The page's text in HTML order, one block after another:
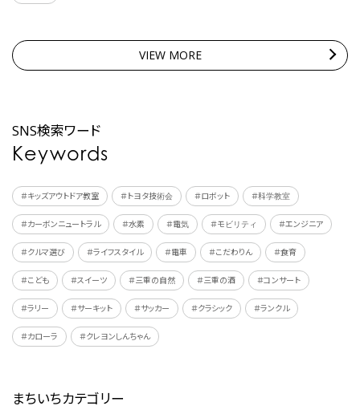
VIEW MORE
SNS検索ワード
Keywords
＃キッズアウトドア教室 ＃トヨタ技術会 ＃ロボット ＃科学教室
＃カーボンニュートラル ＃水素 ＃電気 ＃モビリティ ＃エンジニア
＃クルマ選び ＃ライフスタイル ＃電車 ＃こだわりん ＃食育
＃こども ＃スイーツ ＃三重の自然 ＃三重の酒 ＃コンサート
＃ラリー ＃サーキット ＃サッカー ＃クラシック ＃ランクル
＃カローラ ＃クレヨンしんちゃん
まちいちカテゴリー